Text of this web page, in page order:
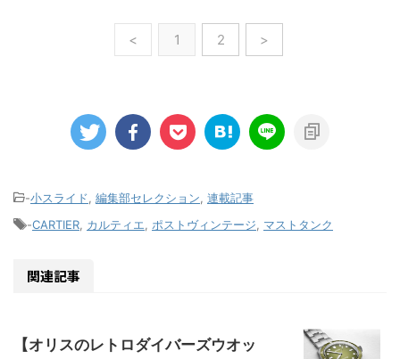
< 1 2 >
-小スライド 編集部セレクション 連載記事
-CARTIER カルティエ ポストヴィンテージ マストタンク
関連記事
【オリスのレトロダイバーズウオッ